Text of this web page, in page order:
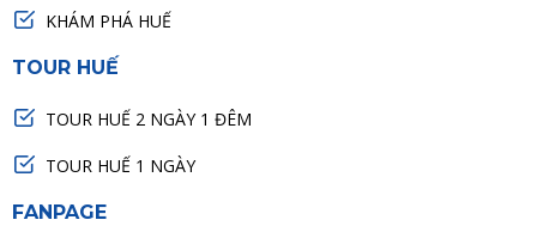
KHÁM PHÁ HUẾ
TOUR HUẾ
TOUR HUẾ 2 NGÀY 1 ĐÊM
TOUR HUẾ 1 NGÀY
FANPAGE